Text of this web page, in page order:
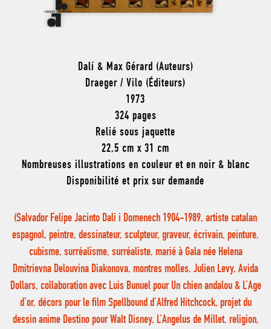
Dalí & Max Gérard (Auteurs)
Draeger / Vilo (Éditeurs)
1973
324 pages
Relié sous jaquette
22,5 cm x 31 cm
Nombreuses illustrations en couleur et en noir & blanc
Disponibilité et prix sur demande
(Salvador Felipe Jacinto Dali i Domenech 1904-1989, artiste catalan
espagnol, peintre, dessinateur, sculpteur, graveur, écrivain, peinture,
cubisme, surréalisme, surréaliste, marié à Gala née Helena
Dmitrievna Delouvina Diakonova, montres molles, Julien Levy, Avida
Dollars, collaboration avec Luis Bunuel pour Un chien andalou & L’Age
d’or, décors pour le film Spellbound d’Alfred Hitchcock, projet du
dessin anime Destino pour Walt Disney, L’Angelus de Millet, religion,